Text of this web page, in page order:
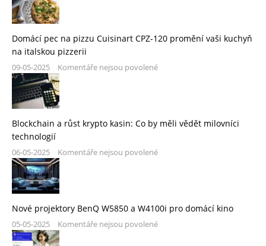
Domácí pec na pizzu Cuisinart CPZ-120 promění vaši kuchyň
na italskou pizzerii
09-05-2025 Komentáře nejsou povolené
Blockchain a růst krypto kasin: Co by měli vědět milovníci
technologií
06-05-2025 Komentáře nejsou povolené
Nové projektory BenQ W5850 a W4100i pro domácí kino
05-05-2025 Komentáře nejsou povolené